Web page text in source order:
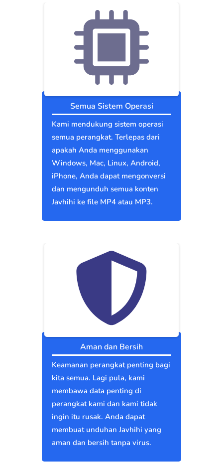
Semua Sistem Operasi
Kami mendukung sistem operasi
semua perangkat. Terlepas dari
apakah Anda menggunakan
Windows, Mac, Linux, Android,
iPhone, Anda dapat mengonversi
dan mengunduh semua konten
Javhihi ke file MP4 atau MP3.
Aman dan Bersih
Keamanan perangkat penting bagi
kita semua. Lagi pula, kami
membawa data penting di
perangkat kami dan kami tidak
ingin itu rusak. Anda dapat
membuat unduhan Javhihi yang
aman dan bersih tanpa virus.